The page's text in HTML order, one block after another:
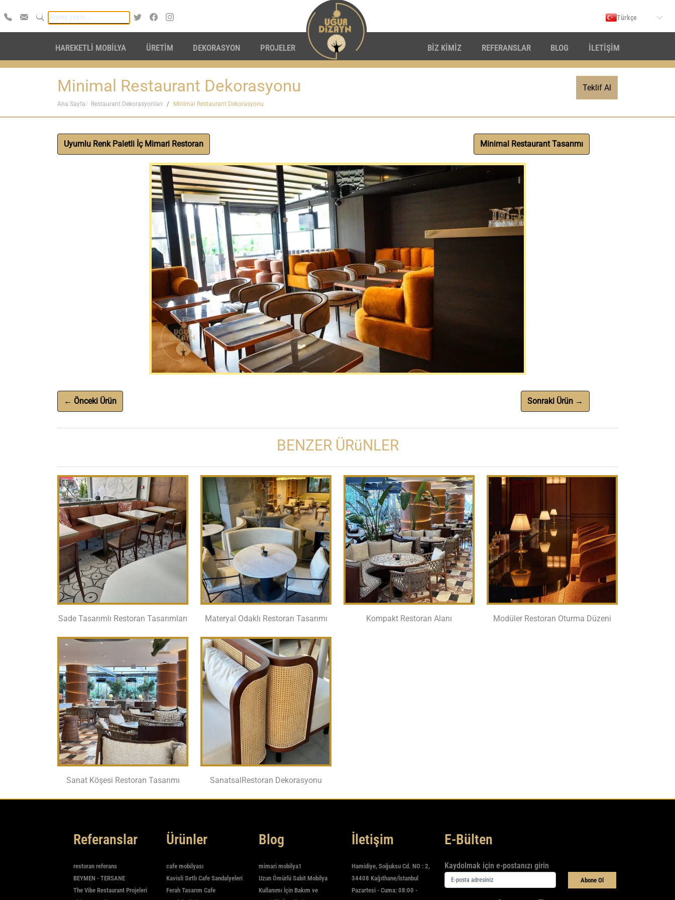
Türkçe
HAREKETLİ MOBİLYA ÜRETİM DEKORASYON PROJELER BİZ KİMİZ REFERANSLAR BLOG İLETİŞİM
Minimal Restaurant Dekorasyonu Teklif Al
Ana Sayfa Restaurant Dekorasyonları Minimal Restaurant Dekorasyonu
Uyumlu Renk Paletli İç Mimari Restoran Minimal Restaurant Tasarımı
← Önceki Ürün Sonraki Ürün →
BENZER ÜRüNLER
Sade Tasarımlı Restoran Tasarımları Materyal Odaklı Restoran Tasarımı Kompakt Restoran Alanı Modüler Restoran Oturma Düzeni
Sanat Köşesi Restoran Tasarımı SanatsalRestoran Dekorasyonu
Referanslar
restoran referans
BEYMEN - TERSANE
The Vibe Restaurant Projeleri
Ürünler
cafe mobilyası
Kavisli Sırtlı Cafe Sandalyeleri
Ferah Tasarım Cafe
Blog
mimari mobilya1
Uzun Ömürlü Sabit Mobilya
Kullanımı İçin Bakım ve
İletişim
Hamidiye, Soğuksu Cd. NO : 2,
34408 Kağıthane/İstanbul
Pazartesi - Cuma: 08:00 -
E-Bülten
Kaydolmak için e-postanızı girin
Abone Ol